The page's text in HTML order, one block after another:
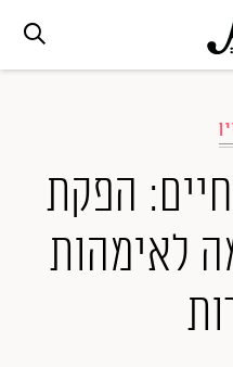
חיים: הפקת
לאימהות